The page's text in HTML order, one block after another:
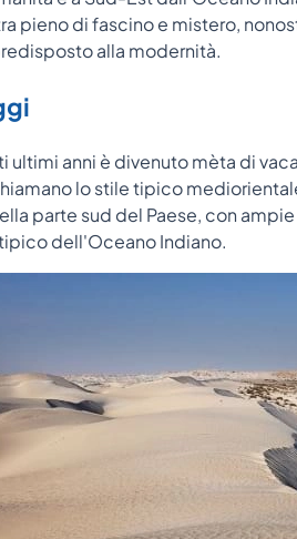
pieno di fascino e mistero,
alla modernità.
ultimi anni è divenuto mèta di
lo stile tipico
parte sud del Paese, con
dell'Oceano Indiano.